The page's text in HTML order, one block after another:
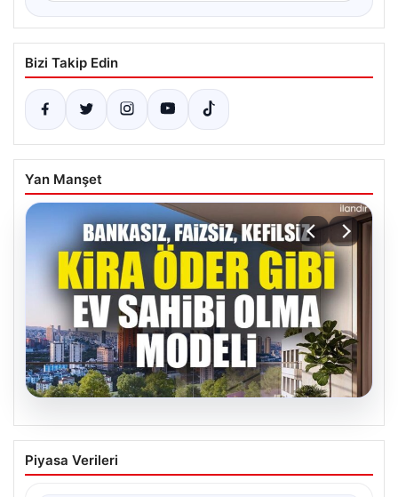
Bizi Takip Edin
Yan Manşet
05.08.2026
DAP Yapı’dan Yenilikçi Bir Adım: Emlak
Konut Güvencesiyle Kendi Kendini
Piyasa Verileri